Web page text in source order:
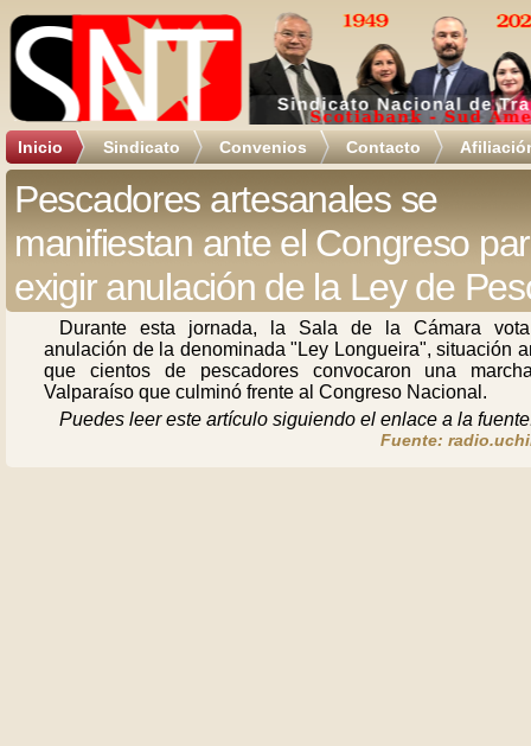
Inicio Sindicato Convenios Contacto
Pescadores artesanales se
manifiestan ante el Congreso
exigir anulación de la Ley de
Durante esta jornada, la Sala de la Cámara
anulación de la denominada "Ley Longueira", situación
que cientos de pescadores convocaron una
Valparaíso que culminó frente al Congreso Nacional.
Puedes leer este artículo siguiendo el enlace a la
Fuente: